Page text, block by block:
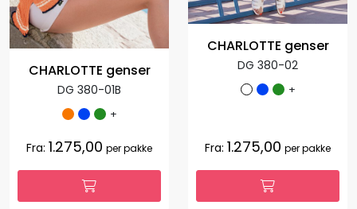
CHARLOTTE genser
DG 380-01B
+
Fra: 1.275,00 per pakke
CHARLOTTE genser
DG 380-02
+
Fra: 1.275,00 per pakke